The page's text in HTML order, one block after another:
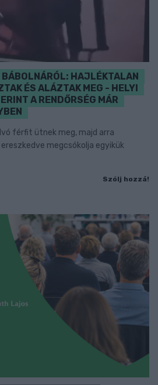
BÁBOLNÁRÓL: HAJLÉKTALAN
ÉS ALÁZTAK MEG - HELYI
A RENDŐRSÉG MÁR
férfit ütnek meg, majd arra
megcsókolja egyikük
Szólj hozzá!